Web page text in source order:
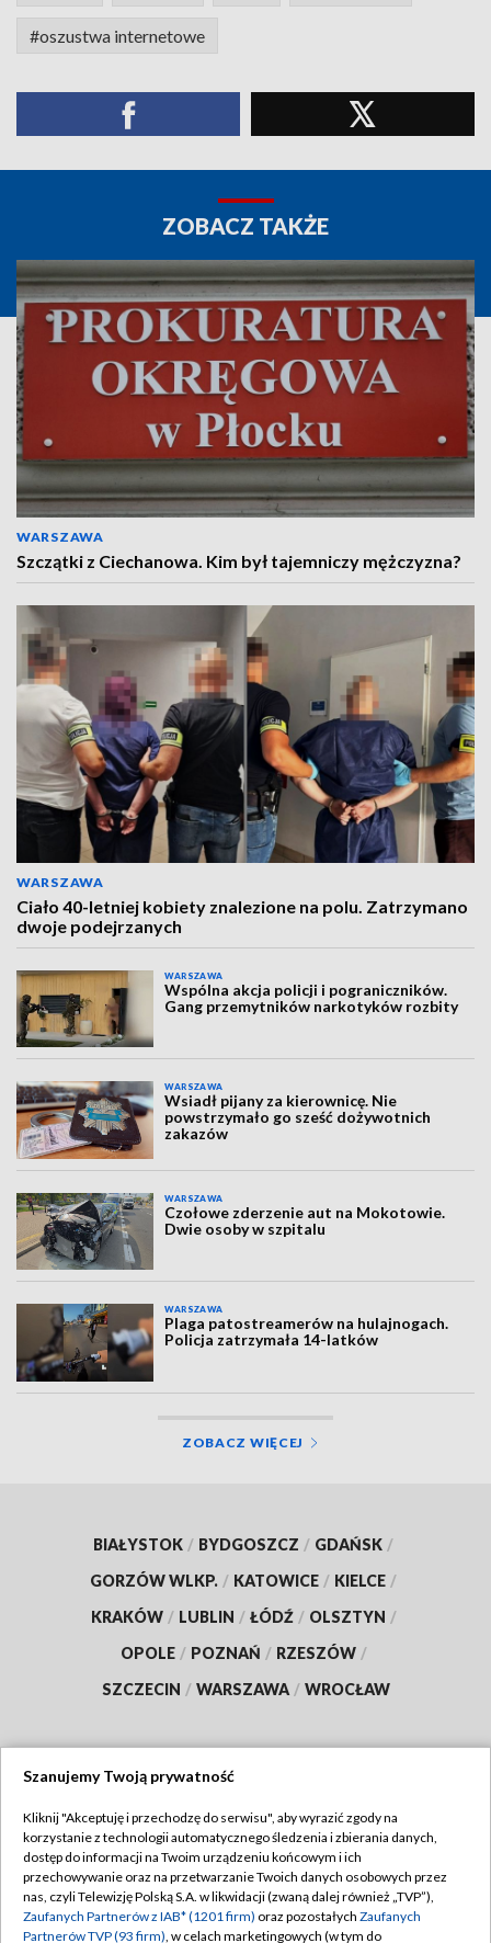
#oszustwa internetowe
ZOBACZ TAKŻE
WARSZAWA
Szczątki z Ciechanowa. Kim był tajemniczy mężczyzna?
WARSZAWA
Ciało 40-letniej kobiety znalezione na polu. Zatrzymano
dwoje podejrzanych
WARSZAWA
Wspólna akcja policji i pograniczników.
Gang przemytników narkotyków rozbity
WARSZAWA
Wsiadł pijany za kierownicę. Nie
powstrzymało go sześć dożywotnich
zakazów
WARSZAWA
Czołowe zderzenie aut na Mokotowie.
Dwie osoby w szpitalu
WARSZAWA
Plaga patostreamerów na hulajnogach.
Policja zatrzymała 14-latków
ZOBACZ WIĘCEJ
BIAŁYSTOK / BYDGOSZCZ / GDAŃSK /
GORZÓW WLKP. / KATOWICE / KIELCE /
KRAKÓW / LUBLIN / ŁÓDŹ / OLSZTYN /
OPOLE / POZNAŃ / RZESZÓW /
SZCZECIN / WARSZAWA / WROCŁAW
TVP
Abonament TVP
Emisja w TVP
Regulamin TVP
Polityka prywatności
Szanujemy Twoją prywatność
Kliknij "Akceptuję i przechodzę do serwisu", aby wyrazić zgody na
korzystanie z technologii automatycznego śledzenia i zbierania danych,
dostęp do informacji na Twoim urządzeniu końcowym i ich
przechowywanie oraz na przetwarzanie Twoich danych osobowych przez
nas, czyli Telewizję Polską S.A. w likwidacji (zwaną dalej również „TVP”),
Zaufanych Partnerów z IAB* (1201 firm) oraz pozostałych Zaufanych
Partnerów TVP (93 firm), w celach marketingowych (w tym do